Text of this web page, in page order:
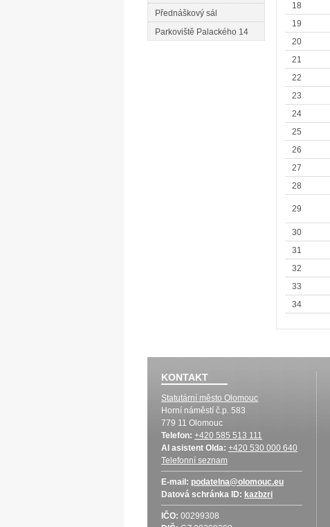
Přednáškový sál
Parkoviště Palackého 14
18
19
20
21
22
23
24
25
26
27
28
29
30
31
32
33
34
KONTAKT
Statutární město Olomouc
Horní náměstí č.p. 583
779 11 Olomouc
Telefon: +420 585 513 111
AI asistent Olda: +420 530 000 640
Telefonní seznam
E-mail: podatelna@olomouc.eu
Datová schránka ID: kazbzri
IČO: 00299308